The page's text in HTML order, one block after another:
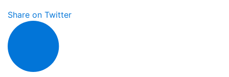
Share on Twitter